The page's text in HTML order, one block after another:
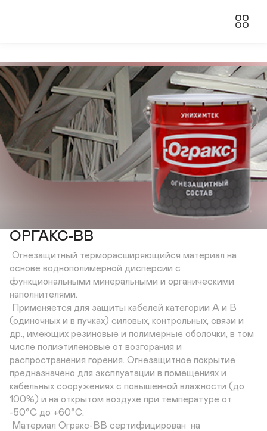
ОРГАКС-ВВ
основе воднополимерной дисперсии с
функциональными минеральными и органическими
наполнителями.
(одиночных и в пучках) силовых, контрольных, связи и
др., имеющих резиновые и полимерные оболочки, в том
числе полиэтиленовые от возгорания и
распространения горения. Огнезащитное покрытие
предназначено для эксплуатации в помещениях и
кабельных сооружениях с повышенной влажности (до
100%) и на открытом воздухе при температуре от
-50°С до +60°С.